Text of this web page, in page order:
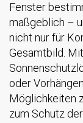
Fenster
maßgeblich –
nicht nur für
Gesamtbild.
oder
Möglichkeiten
zum Schutz